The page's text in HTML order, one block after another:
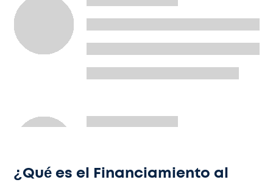
¿Qué es el Financiamiento al